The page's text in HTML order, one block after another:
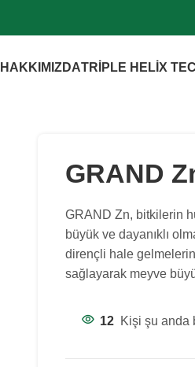
HAKKIMIZDATRİPLE HELİX
GRAND
GRAND Zn, bitkilerin
büyük ve dayanıklı
dirençli hale
sağlayarak meyve
12 Kişi şu anda